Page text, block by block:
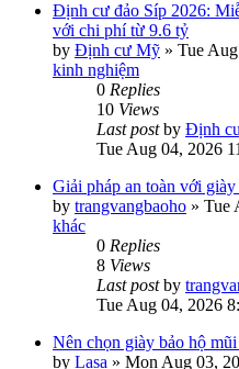
Định cư đảo Síp 2026:
với chi phí từ 9.6 tỷ
by Định cư Mỹ » Tue
kinh nghiệm
0 Replies
10 Views
Last postby Định
Tue Aug 04, 2026
Giải pháp an toàn với
by trangvangbaoho » Tue
khác
0 Replies
8 Views
Last postby
Tue Aug 04, 2026
Nên chọn giày bảo hộ
by Lasa » Mon Aug 03,